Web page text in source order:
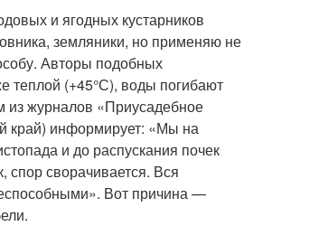
и ягодных кустарников
земляники, но применяю не
Авторы подобных
теплой (+45°С), воды погибают
из журналов «Приусадебное
край) информирует: «Мы на
и до распускания почек
сворачивается. Вся
Вот причина —